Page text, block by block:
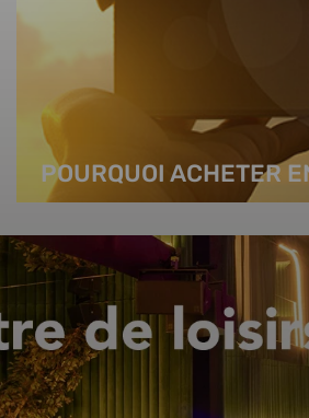
POURQUOI ACHETER